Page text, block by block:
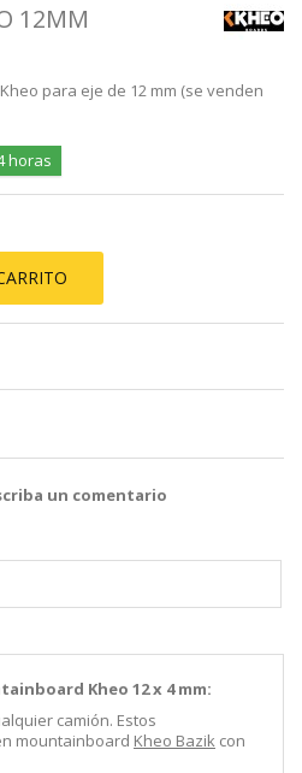
12MM
para eje de 12 mm (se venden
horas
un comentario
Kheo 12 x 4 mm:
camión. Estos
mountainboard Kheo Bazik con